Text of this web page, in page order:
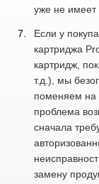
уже не имеет
Если у
картриджа
картридж,
т.д.), мы
поменяем на
проблема
сначала
замену